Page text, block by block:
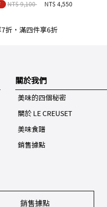
Price reduced from
NT$ 9,100to NT$ 4,550
折，滿四件享6折
關於我們
美味的四個秘密
關於 LE CREUSET
美味食譜
銷售據點
銷售據點